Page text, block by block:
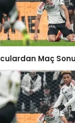
Maç